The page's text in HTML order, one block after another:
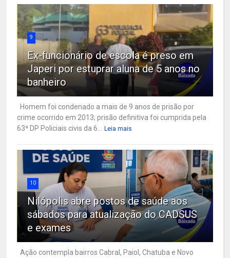
9
Ex-funcionário de escola é preso em
Japeri por estuprar aluna de 5 anos no
banheiro
Homem foi condenado a mais de 9 anos de prisão por
crime ocorrido em 2013; prisão definitiva foi cumprida pela
63ª DP Policiais civis da 6...
Leia mais
10
Nilópolis abre postos de saúde aos
sábados para atualização do CADSUS
e exames
Ação contempla bairros Cabral, Paiol, Chatuba e Novo